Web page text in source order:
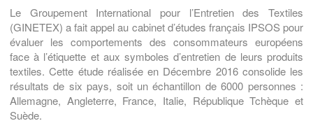
Le Groupement International pour l’Entretien des Textiles
(GINETEX) a fait appel au cabinet d’études français IPSOS pour
évaluer les comportements des consommateurs européens
face à l’étiquette et aux symboles d’entretien de leurs produits
textiles. Cette étude réalisée en Décembre 2016 consolide les
résultats de six pays, soit un échantillon de 6000 personnes :
Allemagne, Angleterre, France, Italie, République Tchèque et
Suède.